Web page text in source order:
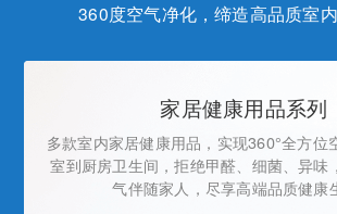
360度空气净化，缔造高品质室
家居健康用品系列
多款室内家居健康用品，实现360°全方位
室到厨房卫生间，拒绝甲醛、细菌、异味
气伴随家人，尽享高端品质健康